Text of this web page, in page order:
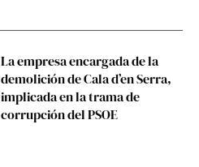
La empresa encargada de la
demolición de Cala d’en Serra,
implicada en la trama de
corrupción del PSOE